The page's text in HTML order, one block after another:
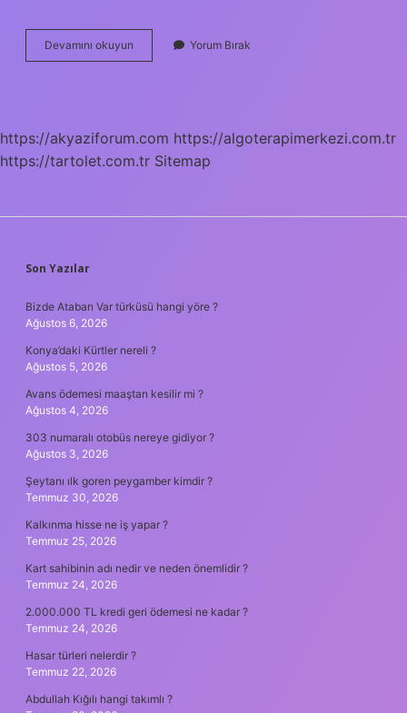
Devamını okuyun
Çiçeği
Yorum Bırak
https://akyaziforum.com https://algoterapimerkezi.com.tr
https://tartolet.com.tr Sitemap
SIDEBAR
Son Yazılar
Bizde Atabarı Var türküsü hangi yöre ?
Ağustos 6, 2026
Konya’daki Kürtler nereli ?
Ağustos 5, 2026
Avans ödemesi maaştan kesilir mi ?
Ağustos 4, 2026
303 numaralı otobüs nereye gidiyor ?
Ağustos 3, 2026
Şeytanı ılk goren peygamber kimdir ?
Temmuz 30, 2026
Kalkınma hisse ne iş yapar ?
Temmuz 25, 2026
Kart sahibinin adı nedir ve neden önemlidir ?
Temmuz 24, 2026
2.000.000 TL kredi geri ödemesi ne kadar ?
Temmuz 24, 2026
Hasar türleri nelerdir ?
Temmuz 22, 2026
Abdullah Kığılı hangi takımlı ?